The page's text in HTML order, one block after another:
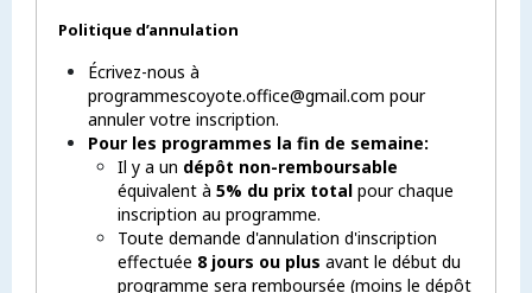
Politique d’annulation
Écrivez-nous à
programmescoyote.office@gmail.com pour
annuler votre inscription.
Pour les programmes la fin de semaine:
Il y a un dépôt non-remboursable
équivalent à 5% du prix total pour chaque
inscription au programme.
Toute demande d'annulation d'inscription
effectuée 8 jours ou plus avant le début du
programme sera remboursée (moins le dépôt